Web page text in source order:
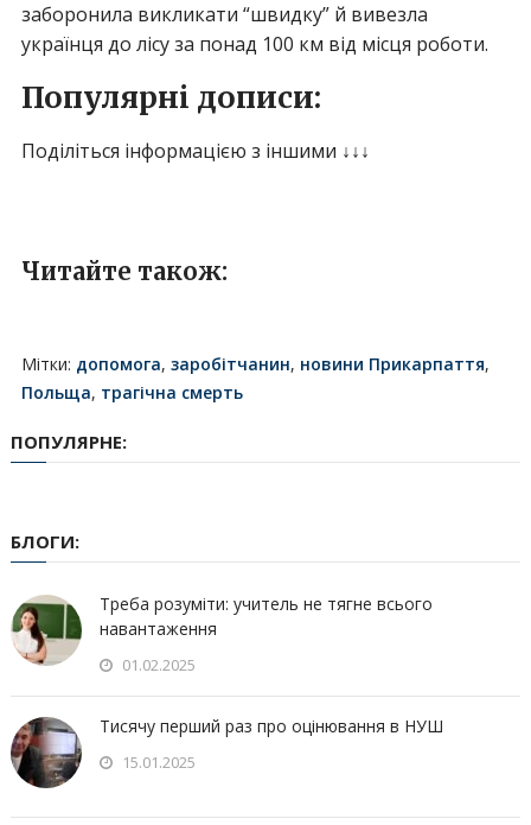
заборонила викликати “швидку” й вивезла
українця до лісу за понад 100 км від місця роботи.
Популярні дописи:
Поділіться інформацією з іншими ↓↓↓
Читайте також:
Мітки: допомога, заробітчанин, новини Прикарпаття,
Польща, трагічна смерть
ПОПУЛЯРНЕ:
БЛОГИ:
Треба розуміти: учитель не тягне всього
навантаження
01.02.2025
Тисячу перший раз про оцінювання в НУШ
15.01.2025